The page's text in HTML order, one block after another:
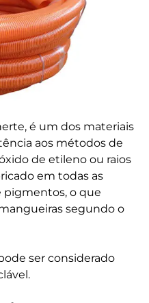
é um dos materiais
aos métodos de
de etileno ou raios
em todas as
pigmentos, o que
segundo o
ser considerado